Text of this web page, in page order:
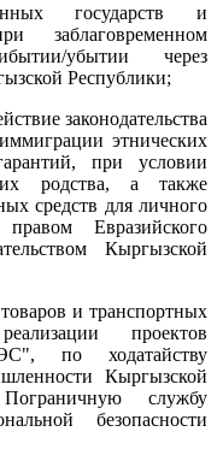
государств и
заблаговременном
убытии через
Республики;
законодательства
этнических
при условии
их родства, а также
средств для личного
Евразийского
Кыргызской
и транспортных
проектов
по ходатайству
Кыргызской
службу
безопасности